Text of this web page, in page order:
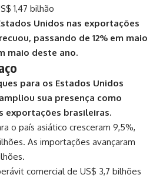
1,47 bilhão
Unidos nas exportações
passando de 12% em maio
maio deste ano.
para os Estados Unidos
sua presença como
exportações brasileiras.
o país asiático cresceram 9,5%,
As importações avançaram
comercial de US$ 3,7 bilhões